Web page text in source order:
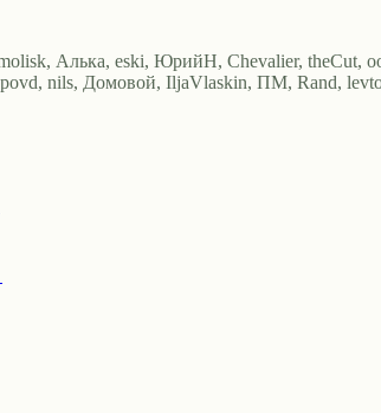
Алька, eski, ЮрийН, Chevalier, theCut,
nils, Домовой, IljaVlaskin, ПМ, Rand,